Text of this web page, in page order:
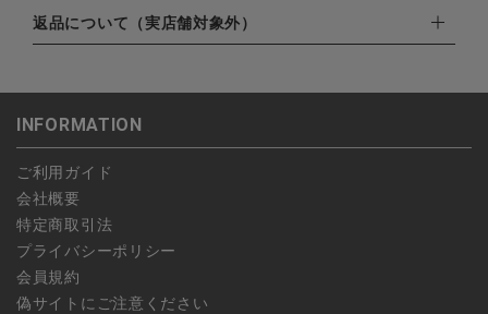
・楽天ペイ
・PayPay
北海道：1,400円
ご注文日当日から翌日のAM9:00までにご連絡頂いた場合はキャ
ンセルは可能です。
します。
予約商品など一部キャンセルが出来ない場合がございます。あら
かじめご了承ください。
返品について（実店舗対象外）
こちら よりご依頼ください。
INFORMATION
ご利用ガイド
会社概要
特定商取引法
プライバシーポリシー
会員規約
偽サイトにご注意ください